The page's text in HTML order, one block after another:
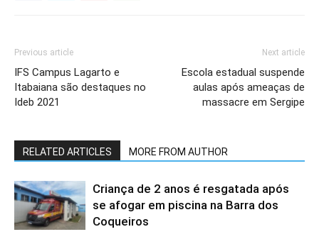
Previous article
IFS Campus Lagarto e
Itabaiana são destaques no
Ideb 2021
Next article
Escola estadual suspende
aulas após ameaças de
massacre em Sergipe
RELATED ARTICLES MORE FROM AUTHOR
Criança de 2 anos é resgatada após
se afogar em piscina na Barra dos
Coqueiros